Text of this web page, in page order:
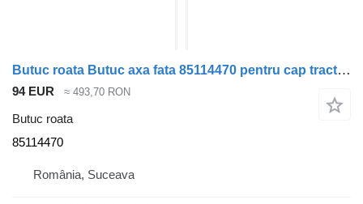
Butuc roata Butuc axa fata 85114470 pentru cap tractor Volvo FM
94 EUR ≈ 493,70 RON
Butuc roata
85114470
România, Suceava